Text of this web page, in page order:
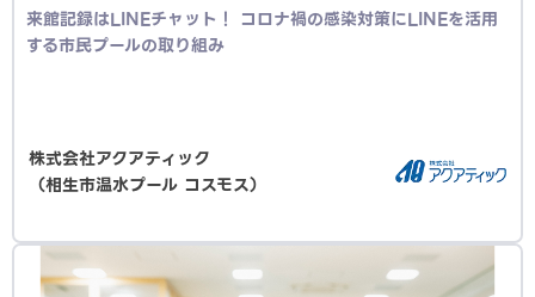
来館記録はLINEチャット！ コロナ禍の感染対策にLINEを活用
する市民プールの取り組み
株式会社アクアティック
（相生市温水プール コスモス）